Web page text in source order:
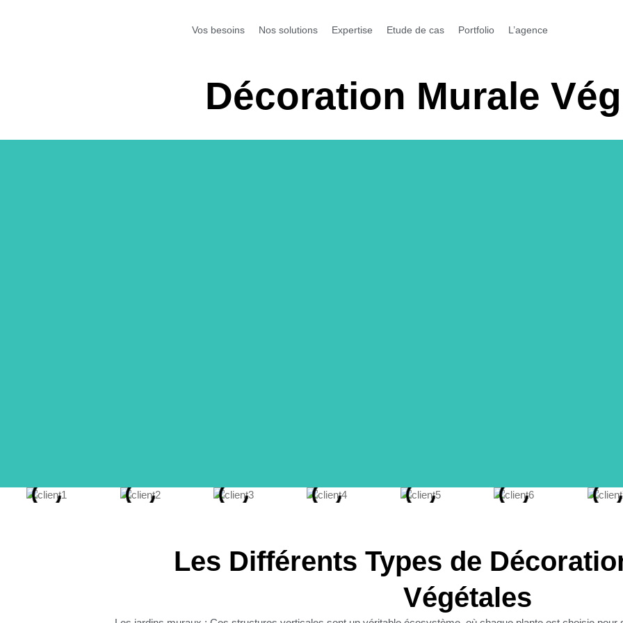
Vos besoins Nos solutions Expertise Etude de cas Portfolio L’agence
Décoration Murale
La décoration murale végétale, une tendance émergente dans l'art de l'aménagement intérieur, apporte une
espace. Ce concept novateur mélange esthétique contemporaine et éléments naturels pour créer des murs
Les Différents Types de
Végétales